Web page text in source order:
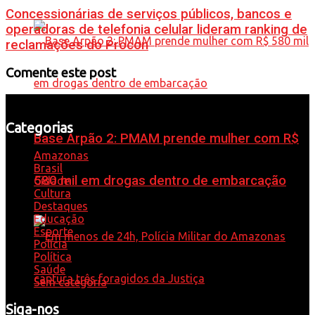
Base Arpão 2: PMAM prende mulher com R$
580 mil em drogas dentro de embarcação
Concessionárias de serviços públicos, bancos e
operadoras de telefonia celular lideram ranking de
reclamações do Procon
Comente este post
Categorias
Amazonas
Brasil
Cidade
Cultura
Destaques
Educação
Esporte
Polícia
Política
Saúde
Sem categoria
Siga-nos